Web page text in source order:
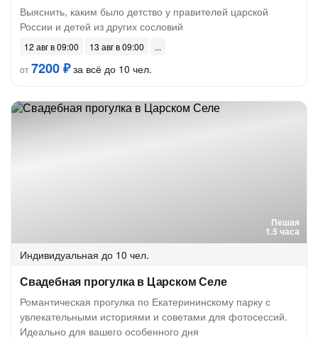
Выяснить, каким было детство у правителей царской
России и детей из других сословий
12 авг в 09:00
13 авг в 09:00
от7200 ₽за всё до 10 чел.
Пешая
1.5 часа
Индивидуальная до 10 чел.
Свадебная прогулка в Царском Селе
Романтическая прогулка по Екатерининскому парку с
увлекательными историями и советами для фотосессий.
Идеально для вашего особенного дня